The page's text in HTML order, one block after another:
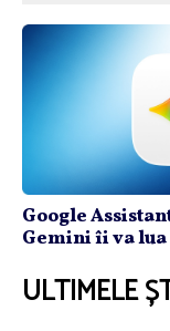
Google
Gemini îi va
ULTIMELE